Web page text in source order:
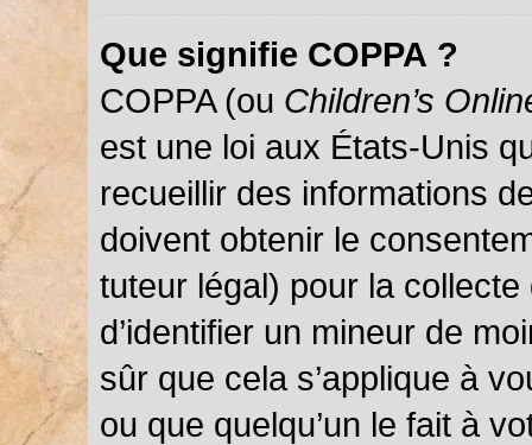
Que signifie COPPA ?
COPPA (ou Children’s
est une loi aux États-Unis
recueillir des informations
doivent obtenir le
tuteur légal) pour la
d’identifier un mineur de
sûr que cela s’applique à
ou que quelqu’un le fait à